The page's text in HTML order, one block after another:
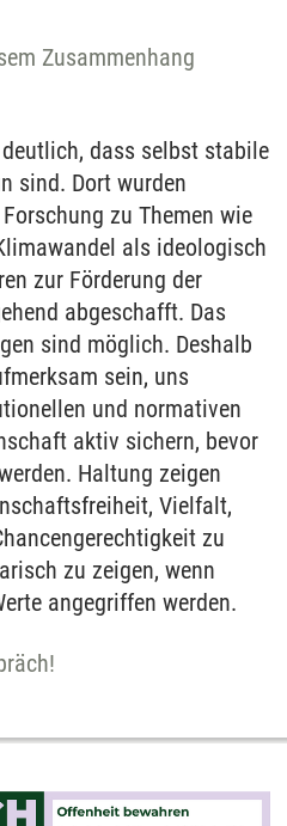
Zusammenhang
dass selbst stabile
sind. Dort wurden
zu Themen wie
als ideologisch
zur Förderung der
abgeschafft. Das
sind möglich. Deshalb
sein, uns
und normativen
aktiv sichern, bevor
Haltung zeigen
Vielfalt,
zu
zu zeigen, wenn
angegriffen werden.